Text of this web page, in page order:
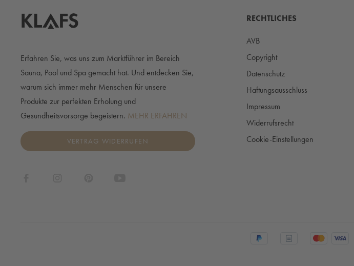
Erfahren Sie, was uns zum Marktführer im Bereich
Sauna, Pool und Spa gemacht hat. Und entdecken Sie,
warum sich immer mehr Menschen für unsere
Produkte zur perfekten Erholung und
Gesundheitsvorsorge begeistern. MEHR ERFAHREN
VERTRAG WIDERRUFEN
RECHTLICHES
AVB
Copyright
Datenschutz
Haftungsausschluss
Impressum
Widerrufsrecht
Cookie-Einstellungen